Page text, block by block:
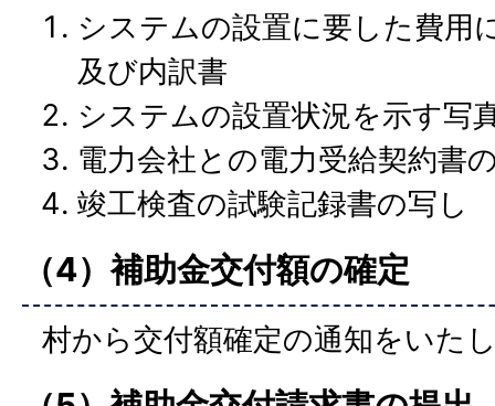
システムの設置に要した費用
及び内訳書
システムの設置状況を示す写
電力会社との電力受給契約書
竣工検査の試験記録書の写し
（4）補助金交付額の確定
村から交付額確定の通知をいた